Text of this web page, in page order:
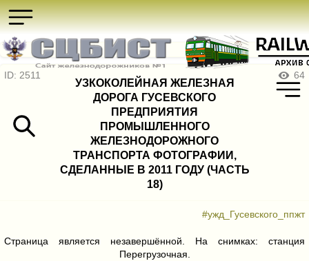
ID: 2511
УЗКОКОЛЕЙНАЯ ЖЕЛЕЗНАЯ
ДОРОГА ГУСЕВСКОГО
ПРЕДПРИЯТИЯ
ПРОМЫШЛЕННОГО
ЖЕЛЕЗНОДОРОЖНОГО
ТРАНСПОРТА ФОТОГРАФИИ,
СДЕЛАННЫЕ В 2011 ГОДУ (ЧАСТЬ
18)
64
#ужд_Гусевского_ппжт
Страница является незавершённой. На снимках: станция
Перегрузочная.